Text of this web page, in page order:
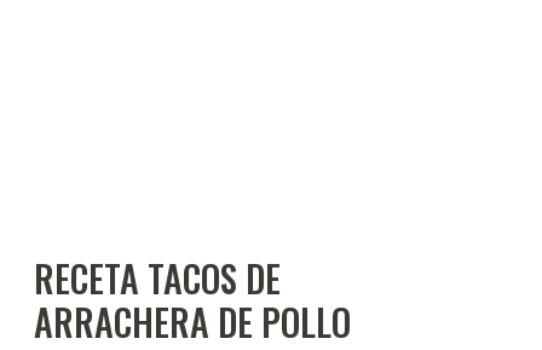
RECETA TACOS DE
ARRACHERA DE POLLO